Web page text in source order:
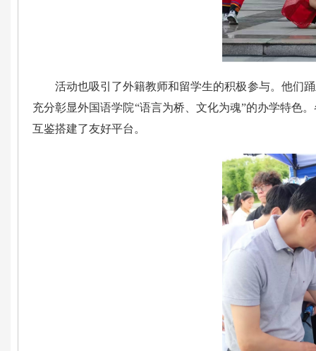
活动也吸引了外籍教师和留学生的积极参与。他们
充分彰显外国语学院“语言为桥、文化为魂”的办学特色
互鉴搭建了友好平台。